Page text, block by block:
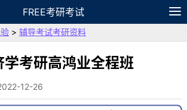
FREE考研考试
专题 APP 笔记
> 辅导考试考研资料
考研高鸿业全程班
12-26